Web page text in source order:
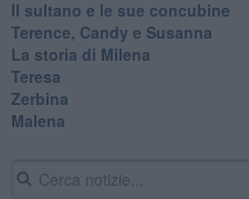
Il sultano e le sue concubine
Terence, Candy e Susanna
La storia di Milena
Teresa
Zerbina
Malena